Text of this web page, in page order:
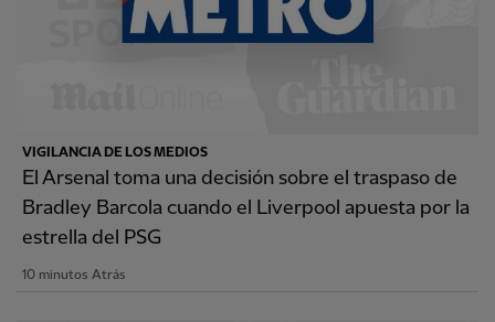
VIGILANCIA DE LOS MEDIOS
El Arsenal toma una decisión sobre el traspaso de
Bradley Barcola cuando el Liverpool apuesta por la
estrella del PSG
10 minutos Atrás